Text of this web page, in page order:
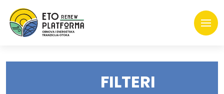
FILTERI